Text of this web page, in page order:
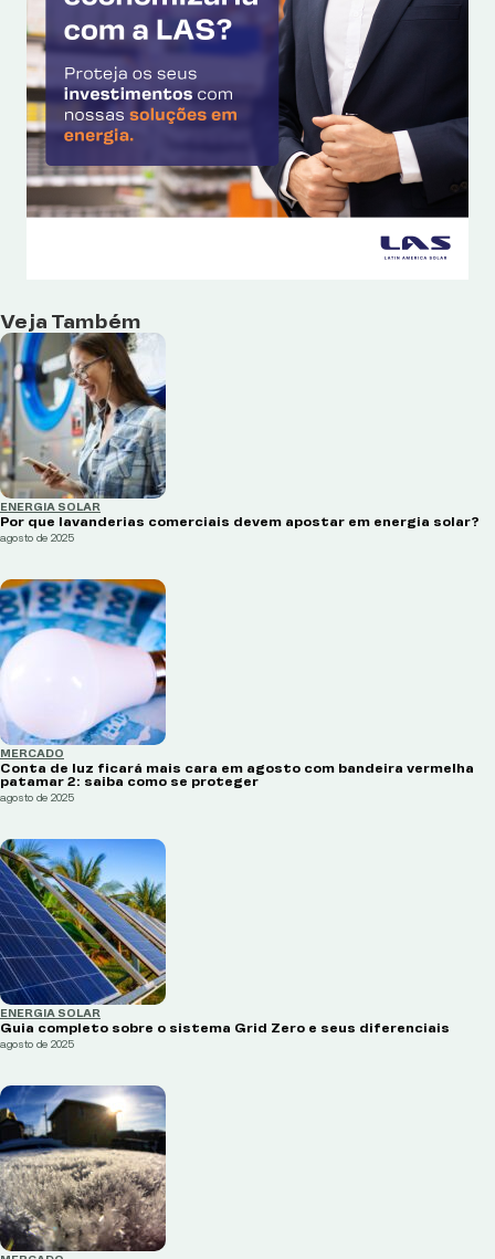
Veja Também
ENERGIA SOLAR
Por que lavanderias comerciais devem apostar em energia solar?
agosto de 2025
MERCADO
Conta de luz ficará mais cara em agosto com bandeira vermelha
patamar 2: saiba como se proteger
agosto de 2025
ENERGIA SOLAR
Guia completo sobre o sistema Grid Zero e seus diferenciais
agosto de 2025